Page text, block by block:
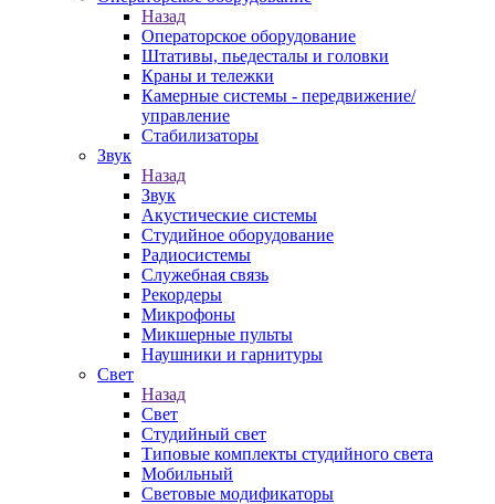
Назад
Операторское оборудование
Штативы, пьедесталы и головки
Краны и тележки
Камерные системы - передвижение/
управление
Стабилизаторы
Звук
Назад
Звук
Акустические системы
Студийное оборудование
Радиосистемы
Служебная связь
Рекордеры
Микрофоны
Микшерные пульты
Наушники и гарнитуры
Свет
Назад
Свет
Студийный свет
Типовые комплекты студийного света
Мобильный
Световые модификаторы